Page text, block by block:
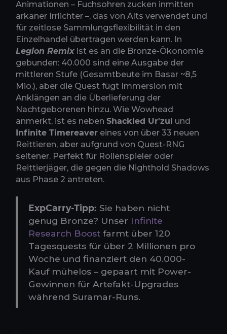
Animationen – Fuchsohren zucken inmitten
arkaner Irrlichter –, das von Alts verwendet und
für zeitlose Sammlungsflexibilität in den
Einzelhandel übertragen werden kann. In
Legion Remix ist es an die Bronze-Ökonomie
gebunden: 40.000 sind eine Ausgabe der
mittleren Stufe (Gesamtbeute im Basar ~8,5
Mio.), aber die Quest fügt Immersion mit
Anklängen an die Überlieferung der
Nachtgeborenen hinzu. Wie Wowhead
anmerkt, ist es neben Shackled Ur'zul und
Infinite Timereaver eines von über 33 neuen
Reittieren, aber aufgrund von Quest-RNG
seltener. Perfekt für Rollenspieler oder
Reittierjäger, die gegen die Nighthold Shadows
aus Phase 2 antreten.
ExpCarry-Tipp: Sie haben nicht
genug Bronze? Unser Infinite
Research Boost farmt über 120
Tagesquests für über 2 Millionen pro
Woche und finanziert den 40.000-
Kauf mühelos – gepaart mit Power-
Gewinnen für Artefakt-Upgrades
während Suramar-Runs.